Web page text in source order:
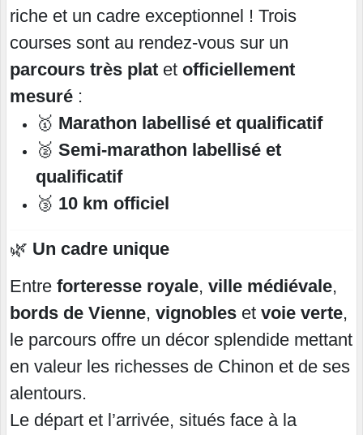
riche et un cadre exceptionnel ! Trois
courses sont au rendez-vous sur un
parcours très plat et officiellement
mesuré :
🥇 Marathon labellisé et qualificatif
🥈 Semi-marathon labellisé et
qualificatif
🥉 10 km officiel
🌿 Un cadre unique
Entre forteresse royale, ville médiévale,
bords de Vienne, vignobles et voie verte,
le parcours offre un décor splendide mettant
en valeur les richesses de Chinon et de ses
alentours.
Le départ et l’arrivée, situés face à la